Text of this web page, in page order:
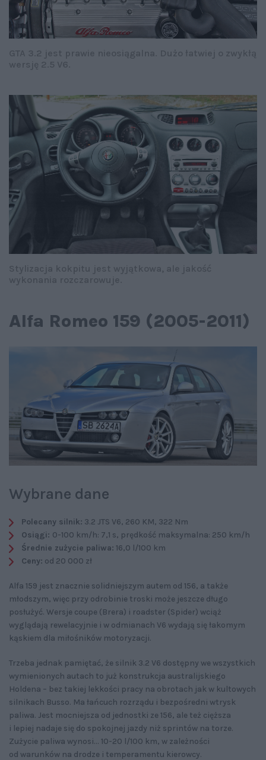
Alfa Romeo 159 (2005-2011)
Wybrane dane
Polecany silnik: 3.2 JTS V6, 260 KM, 322 Nm
Osiągi: 0-100 km/h: 7,1 s, prędkość maksymalna: 250 km/h
Średnie zużycie paliwa: 16,0 l/100 km
Ceny: od 20 000 zł
Alfa 159 jest znacznie solidniejszym autem od 156, a także
młodszym, więc przy odrobinie troski może jeszcze długo
posłużyć. Wersje coupe (Brera) i roadster (Spider) wciąż
wyglądają rewelacyjnie i w odmianach V6 wydają się łakomym
kąskiem dla miłośników motoryzacji.
Trzeba jednak pamiętać, że silnik 3.2 V6 dostępny we wszystkich
wymienionych autach to już konstrukcja australijskiego
Holdena – bez takiej lekkości pracy na obrotach jak w kultowych
silnikach Busso. Ma łańcuch rozrządu i bezpośredni wtrysk
paliwa. Jest mocniejsza od jednostki ze 156, ale też cięższa
i lepiej nadaje się do spokojnej jazdy niż sprintów na torze.
Zużycie paliwa wynosi... 10-20 l/100 km, w zależności
od warunków na drodze i temperamentu kierowcy.